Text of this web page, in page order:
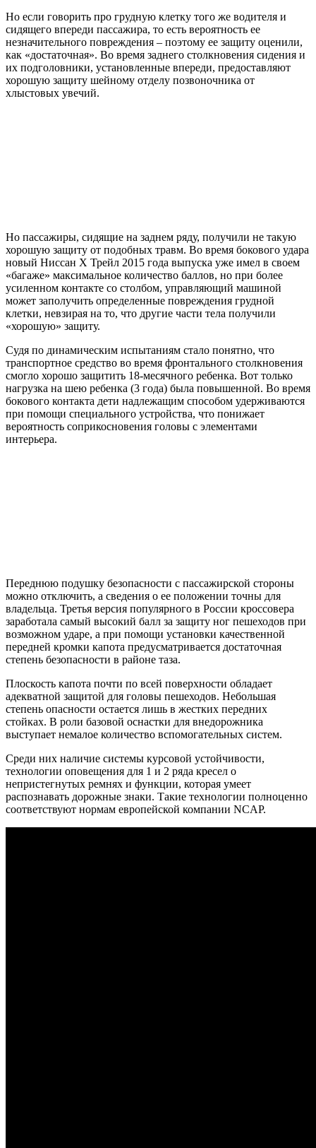
Но если говорить про грудную клетку того же водителя и
сидящего впереди пассажира, то есть вероятность ее
незначительного повреждения – поэтому ее защиту оценили,
как «достаточная». Во время заднего столкновения сидения и
их подголовники, установленные впереди, предоставляют
хорошую защиту шейному отделу позвоночника от
хлыстовых увечий.
Но пассажиры, сидящие на заднем ряду, получили не такую
хорошую защиту от подобных травм. Во время бокового удара
новый Ниссан Х Трейл 2015 года выпуска уже имел в своем
«багаже» максимальное количество баллов, но при более
усиленном контакте со столбом, управляющий машиной
может заполучить определенные повреждения грудной
клетки, невзирая на то, что другие части тела получили
«хорошую» защиту.
Судя по динамическим испытаниям стало понятно, что
транспортное средство во время фронтального столкновения
смогло хорошо защитить 18-месячного ребенка. Вот только
нагрузка на шею ребенка (3 года) была повышенной. Во время
бокового контакта дети надлежащим способом удерживаются
при помощи специального устройства, что понижает
вероятность соприкосновения головы с элементами
интерьера.
Переднюю подушку безопасности с пассажирской стороны
можно отключить, а сведения о ее положении точны для
владельца. Третья версия популярного в России кроссовера
заработала самый высокий балл за защиту ног пешеходов при
возможном ударе, а при помощи установки качественной
передней кромки капота предусматривается достаточная
степень безопасности в районе таза.
Плоскость капота почти по всей поверхности обладает
адекватной защитой для головы пешеходов. Небольшая
степень опасности остается лишь в жестких передних
стойках. В роли базовой оснастки для внедорожника
выступает немалое количество вспомогательных систем.
Среди них наличие системы курсовой устойчивости,
технологии оповещения для 1 и 2 ряда кресел о
непристегнутых ремнях и функции, которая умеет
распознавать дорожные знаки. Такие технологии полноценно
соответствуют нормам европейской компании NCAP.